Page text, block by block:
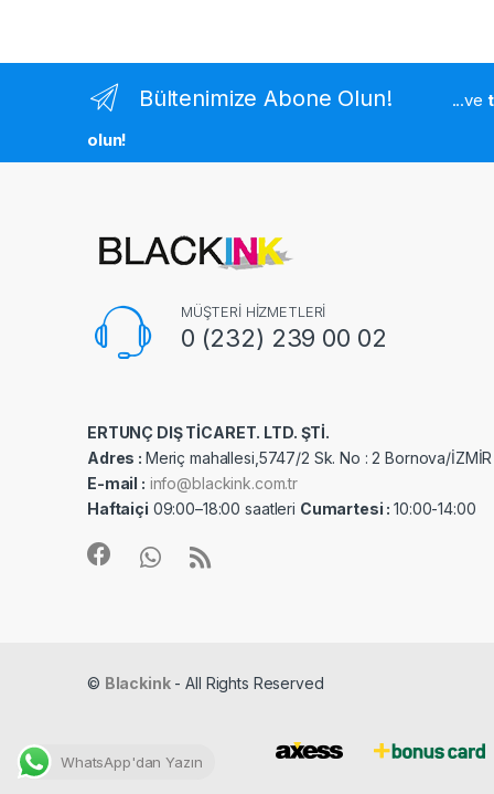
Bültenimize Abone Olun! ...ve
olun!
MÜŞTERİ HİZMETLERİ
0 (232) 239 00 02
ERTUNÇ DIŞ TİCARET. LTD. ŞTİ.
Adres : Meriç mahallesi,5747/2 Sk. No : 2 Bornova/İZMİR
E-mail : info@blackink.com.tr
Haftaiçi 09:00–18:00 saatleri Cumartesi :10:00-14:00
© Blackink- All Rights Reserved
WhatsApp'dan Yazın